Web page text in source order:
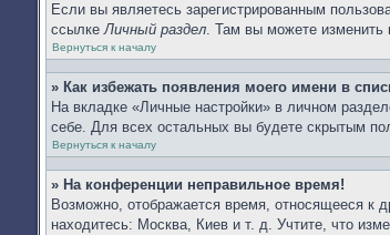
Если вы являетесь зарегистрированным
ссылкеЛичный раздел. Там вы можете изменить
Вернуться к началу
» Как избежать появления моего имени в
На вкладке «Личные настройки» в личном
себе. Для всех остальных вы будете скрытым
Вернуться к началу
» На конференции неправильное время!
Возможно, отображается время, относящееся к
находитесь: Москва, Киев и т. д. Учтите, что